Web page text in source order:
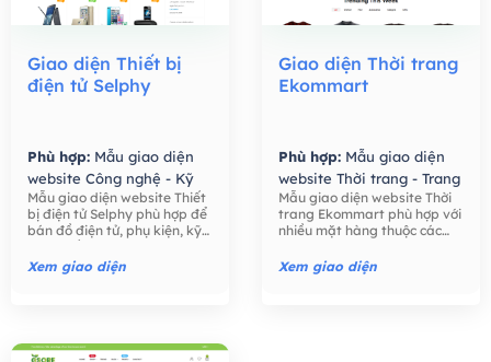
Giao diện Thiết bị
điện tử Selphy
Phù hợp: Mẫu giao diện
website Công nghệ - Kỹ
thuật số,Mẫu giao diện
website Bán hàng -
Thương mại điện tử,
Mẫu giao diện website Thiết
bị điện tử Selphy phù hợp để
bán đồ điện tử, phụ kiện, kỹ
thuật số như điện thoại, máy
tính, máy ảnh, các phụ kiện
điện tử,….
Xem giao diện
Giao diện Thời trang
Ekommart
Phù hợp: Mẫu giao diện
website Thời trang - Trang
Sức,Mẫu giao diện
website Bán hàng -
Thương mại điện tử,
Mẫu giao diện website Thời
trang Ekommart phù hợp với
nhiều mặt hàng thuộc các
thực phẩm, công nghệ, đồ
chơi trẻ em, đồng hồ, …
Xem giao diện